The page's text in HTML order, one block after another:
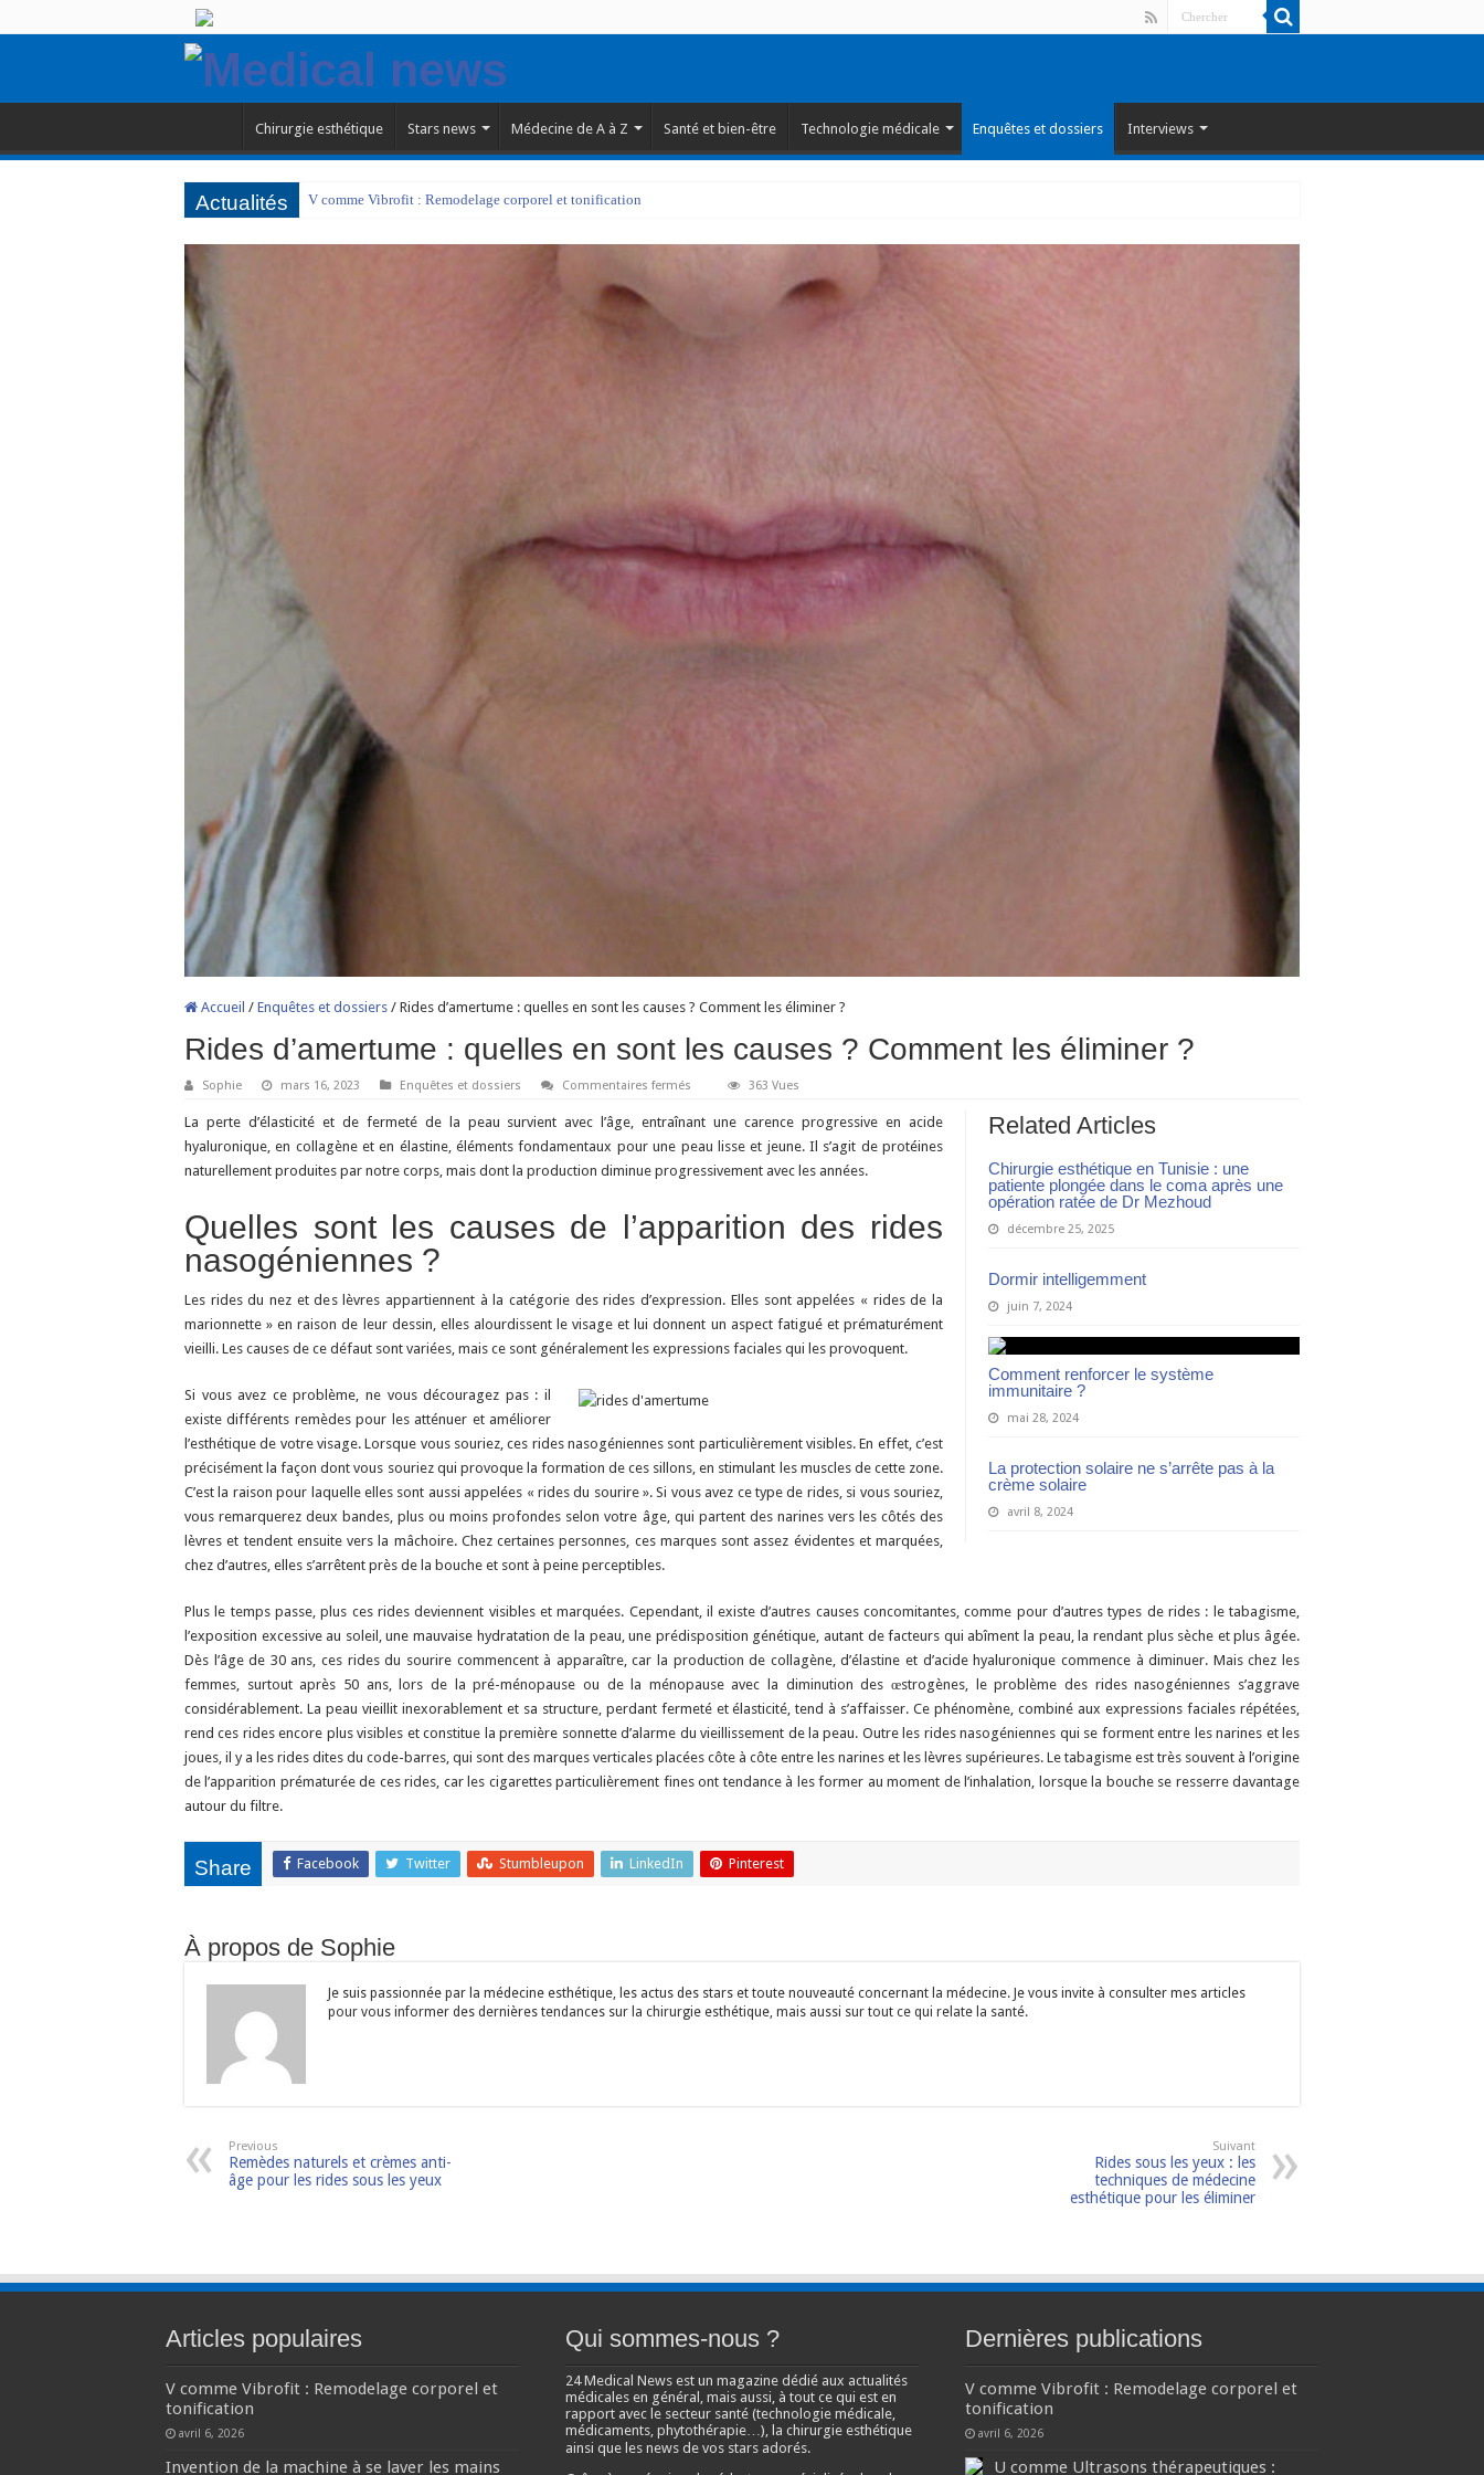
Chirurgie esthétique Stars news Médecine de A à Z Santé et bien-être Technologie médicale Enquêtes et dossiers Interviews
Actualités V comme Vibrofit : Remodelage corporel et tonification
Accueil / Enquêtes et dossiers / Rides d’amertume : quelles en sont les causes ? Comment les éliminer ?
Rides d’amertume : quelles en sont les causes ? Comment les éliminer ?
Sophie mars 16, 2023 Enquêtes et dossiers Commentaires fermés
:
quelles
en
sont
Comment
les
363 Vues
Related Articles
Chirurgie esthétique en Tunisie : une
patiente plongée dans le coma après une
opération ratée de Dr Mezhoud
décembre 25, 2025
Dormir intelligemment
juin 7, 2024
Comment renforcer le système
immunitaire ?
mai 28, 2024
La protection solaire ne s’arrête pas à la
crème solaire
avril 8, 2024
La perte d’élasticité et de fermeté de la peau survient avec l’âge, entraînant une carence progressive en acide
hyaluronique, en collagène et en élastine, éléments fondamentaux pour une peau lisse et jeune. Il s’agit de protéines
naturellement produites par notre corps, mais dont la production diminue progressivement avec les années.
Quelles sont les causes de l’apparition des rides
nasogéniennes ?
Les rides du nez et des lèvres appartiennent à la catégorie des rides d’expression. Elles sont appelées « rides de la
marionnette » en raison de leur dessin, elles alourdissent le visage et lui donnent un aspect fatigué et prématurément
vieilli. Les causes de ce défaut sont variées, mais ce sont généralement les expressions faciales qui les provoquent.
Si vous avez ce problème, ne vous découragez pas : il
existe différents remèdes pour les atténuer et améliorer
l’esthétique de votre visage. Lorsque vous souriez, ces rides nasogéniennes sont particulièrement visibles. En effet, c’est
précisément la façon dont vous souriez qui provoque la formation de ces sillons, en stimulant les muscles de cette zone.
C’est la raison pour laquelle elles sont aussi appelées « rides du sourire ». Si vous avez ce type de rides, si vous souriez,
vous remarquerez deux bandes, plus ou moins profondes selon votre âge, qui partent des narines vers les côtés des
lèvres et tendent ensuite vers la mâchoire. Chez certaines personnes, ces marques sont assez évidentes et marquées,
chez d’autres, elles s’arrêtent près de la bouche et sont à peine perceptibles.
Plus le temps passe, plus ces rides deviennent visibles et marquées. Cependant, il existe d’autres causes concomitantes, comme pour d’autres types de rides : le tabagisme,
l’exposition excessive au soleil, une mauvaise hydratation de la peau, une prédisposition génétique, autant de facteurs qui abîment la peau, la rendant plus sèche et plus âgée.
Dès l’âge de 30 ans, ces rides du sourire commencent à apparaître, car la production de collagène, d’élastine et d’acide hyaluronique commence à diminuer. Mais chez les
femmes, surtout après 50 ans, lors de la pré-ménopause ou de la ménopause avec la diminution des œstrogènes, le problème des rides nasogéniennes s’aggrave
considérablement. La peau vieillit inexorablement et sa structure, perdant fermeté et élasticité, tend à s’affaisser. Ce phénomène, combiné aux expressions faciales répétées,
rend ces rides encore plus visibles et constitue la première sonnette d’alarme du vieillissement de la peau. Outre les rides nasogéniennes qui se forment entre les narines et les
joues, il y a les rides dites du code-barres, qui sont des marques verticales placées côte à côte entre les narines et les lèvres supérieures. Le tabagisme est très souvent à l’origine
de l’apparition prématurée de ces rides, car les cigarettes particulièrement fines ont tendance à les former au moment de l’inhalation, lorsque la bouche se resserre davantage
autour du filtre.
Share Facebook Twitter Stumbleupon LinkedIn Pinterest
À propos de Sophie
Je suis passionnée par la médecine esthétique, les actus des stars et toute nouveauté concernant la médecine. Je vous invite à consulter mes articles
pour vous informer des dernières tendances sur la chirurgie esthétique, mais aussi sur tout ce qui relate la santé.
Previous
Remèdes naturels et crèmes anti-
âge pour les rides sous les yeux
Suivant
Rides sous les yeux : les
techniques de médecine
esthétique pour les éliminer
Articles populaires
V comme Vibrofit : Remodelage corporel et
tonification
avril 6, 2026
Invention de la machine à se laver les mains
Qui sommes-nous ?
24 Medical News est un magazine dédié aux actualités
médicales en général, mais aussi, à tout ce qui est en
rapport avec le secteur santé (technologie médicale,
médicaments, phytothérapie…), la chirurgie esthétique
ainsi que les news de vos stars adorés.
Dernières publications
V comme Vibrofit : Remodelage corporel et
tonification
avril 6, 2026
U comme Ultrasons thérapeutiques :